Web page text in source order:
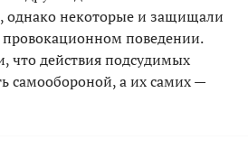
однако некоторые и защищали
провокационном поведении.
что действия подсудимых
самообороной, а их самих —